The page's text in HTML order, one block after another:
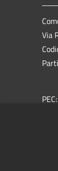
Via
PEC: